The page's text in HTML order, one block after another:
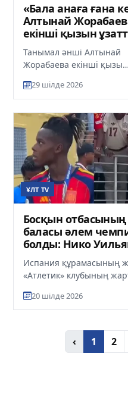
«Бала анаға ғана
Алтынай
екінші қызын
Танымал әнші Алтынай
Жорабаева екінші қызы
желіде жүрек тебірентер
жариялады, деп...
29 шілде 2026
ҰЛТ TV
Босқын отбасының
баласы әлем
болды: Нико
әсерлі оқиғасы
Испания құрамасының
«Атлетик» клубының
футболдан әлем
жеңіп алғ...
20 шілде 2026
‹ 1 2